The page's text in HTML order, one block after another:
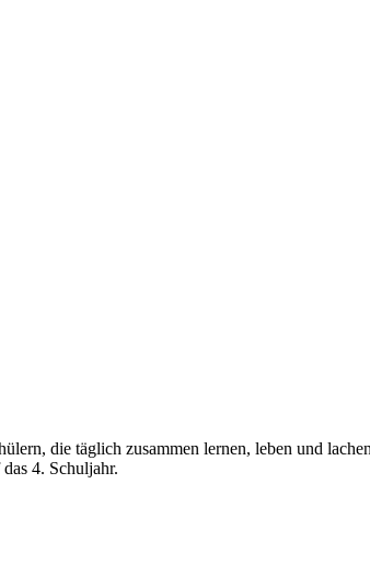
die täglich zusammen lernen, leben und
4. Schuljahr.